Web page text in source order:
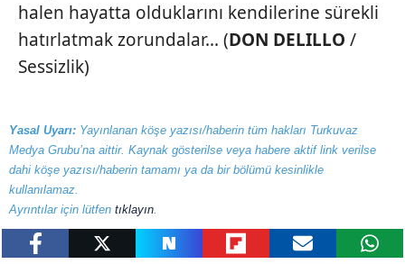
halen hayatta olduklarını kendilerine sürekli
hatırlatmak zorundalar... (DON DELILLO /
Sessizlik)
Yasal Uyarı: Yayınlanan köşe yazısı/haberin tüm hakları Turkuvaz
Medya Grubu’na aittir. Kaynak gösterilse veya habere aktif link verilse
dahi köşe yazısı/haberin tamamı ya da bir bölümü kesinlikle
kullanılamaz.
Ayrıntılar için lütfen tıklayın.